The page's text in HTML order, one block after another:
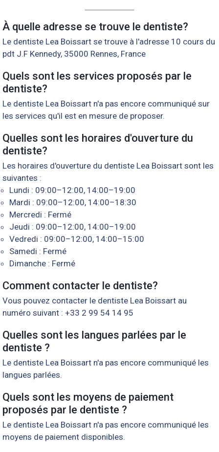
À quelle adresse se trouve le dentiste?
Le dentiste Lea Boissart se trouve à l'adresse 10 cours du
pdt J.F Kennedy, 35000 Rennes, France
Quels sont les services proposés par le
dentiste?
Le dentiste Lea Boissart n'a pas encore communiqué sur
les services qu'il est en mesure de proposer.
Quelles sont les horaires d'ouverture du
dentiste?
Les horaires d'ouverture du dentiste Lea Boissart sont les
suivantes :
Lundi : 09:00–12:00, 14:00–19:00
Mardi : 09:00–12:00, 14:00–18:30
Mercredi : Fermé
Jeudi : 09:00–12:00, 14:00–19:00
Vedredi : 09:00–12:00, 14:00–15:00
Samedi : Fermé
Dimanche : Fermé
Comment contacter le dentiste?
Vous pouvez contacter le dentiste Lea Boissart au
numéro suivant : +33 2 99 54 14 95
Quelles sont les langues parlées par le
dentiste ?
Le dentiste Lea Boissart n'a pas encore communiqué les
langues parlées.
Quels sont les moyens de paiement
proposés par le dentiste ?
Le dentiste Lea Boissart n'a pas encore communiqué les
moyens de paiement disponibles.